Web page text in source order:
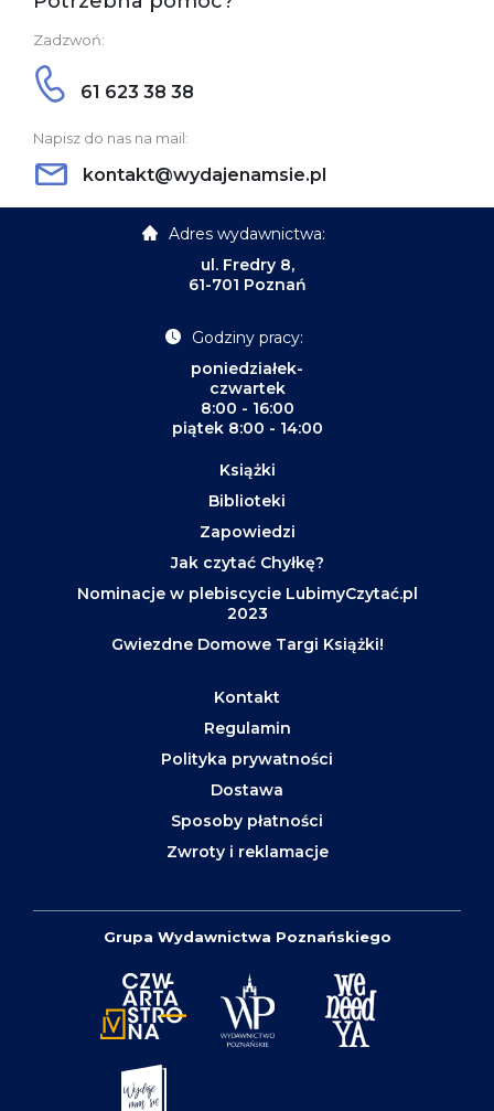
Zadzwoń:
61 623 38 38
Napisz do nas na mail:
kontakt@wydajenamsie.pl
Adres wydawnictwa:
ul. Fredry 8,
61-701 Poznań
Godziny pracy:
poniedziałek-
czwartek
8:00 - 16:00
piątek 8:00 - 14:00
Książki
Biblioteki
Zapowiedzi
Jak czytać Chyłkę?
Nominacje w plebiscycie LubimyCzytać.pl
2023
Gwiezdne Domowe Targi Książki!
Kontakt
Regulamin
Polityka prywatności
Dostawa
Sposoby płatności
Zwroty i reklamacje
Grupa Wydawnictwa Poznańskiego